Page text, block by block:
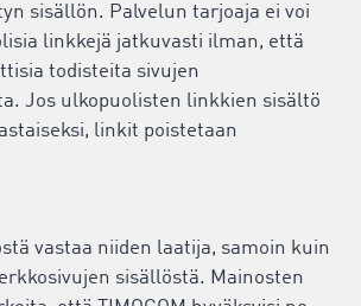
sisällön. Palvelun tarjoaja ei voi
linkkejä jatkuvasti ilman, että
todisteita sivujen
Jos ulkopuolisten linkkien sisältö
linkit poistetaan
vastaa niiden laatija, samoin kuin
sisällöstä. Mainosten